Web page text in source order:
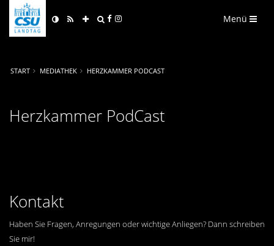
Menü
START MEDIATHEK HERZKAMMER PODCAST
Herzkammer PodCast
Kontakt
Haben Sie Fragen, Anregungen oder wichtige Anliegen? Dann schreiben
Sie mir!